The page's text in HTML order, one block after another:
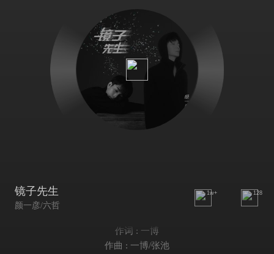
镜子先生
颜一彦/六哲
1w+ 128
作词 : 一博
作曲 : 一博/张池